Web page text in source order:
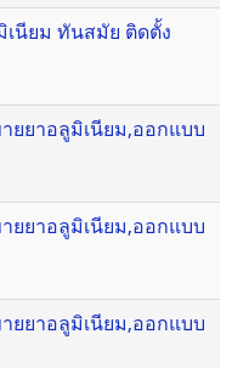
นียม ทันสมัย ติดตั้ง
ยยาอลูมิเนียม,ออกแบบ
ยยาอลูมิเนียม,ออกแบบ
ยยาอลูมิเนียม,ออกแบบ